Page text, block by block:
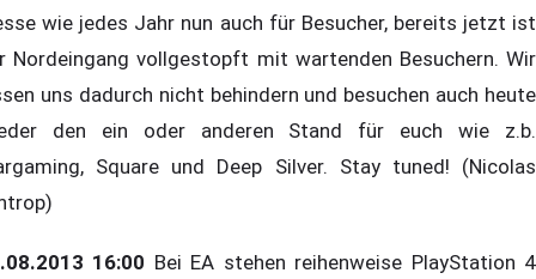
wie jedes Jahr nun auch für Besucher, bereits jetzt ist
Nordeingang vollgestopft mit wartenden Besuchern. Wir
uns dadurch nicht behindern und besuchen auch heute
den ein oder anderen Stand für euch wie z.b.
Square und Deep Silver. Stay tuned! (Nicolas
16:00 Bei EA stehen reihenweise PlayStation 4